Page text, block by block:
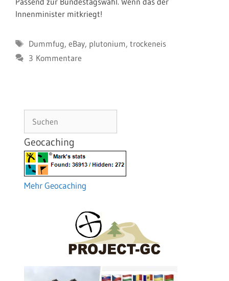
Innenminister mitkriegt!
Schlagwörter
Dummfug, eBay, plutonium, trockeneis
3 Kommentare
Geocaching
Mehr Geocaching